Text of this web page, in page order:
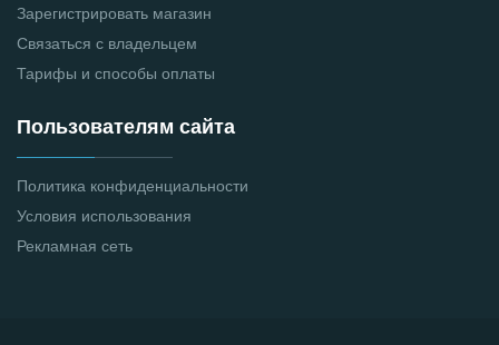
Зарегистрировать магазин
Связаться с владельцем
Тарифы и способы оплаты
Пользователям сайта
Политика конфиденциальности
Условия использования
Рекламная сеть